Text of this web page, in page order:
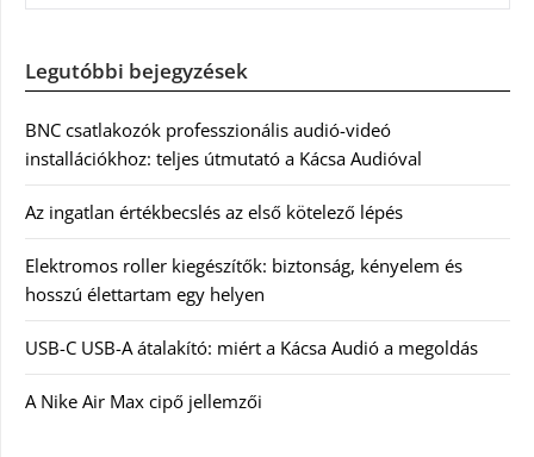
Legutóbbi bejegyzések
BNC csatlakozók professzionális audió-videó
installációkhoz: teljes útmutató a Kácsa Audióval
Az ingatlan értékbecslés az első kötelező lépés
Elektromos roller kiegészítők: biztonság, kényelem és
hosszú élettartam egy helyen
USB-C USB-A átalakító: miért a Kácsa Audió a megoldás
A Nike Air Max cipő jellemzői